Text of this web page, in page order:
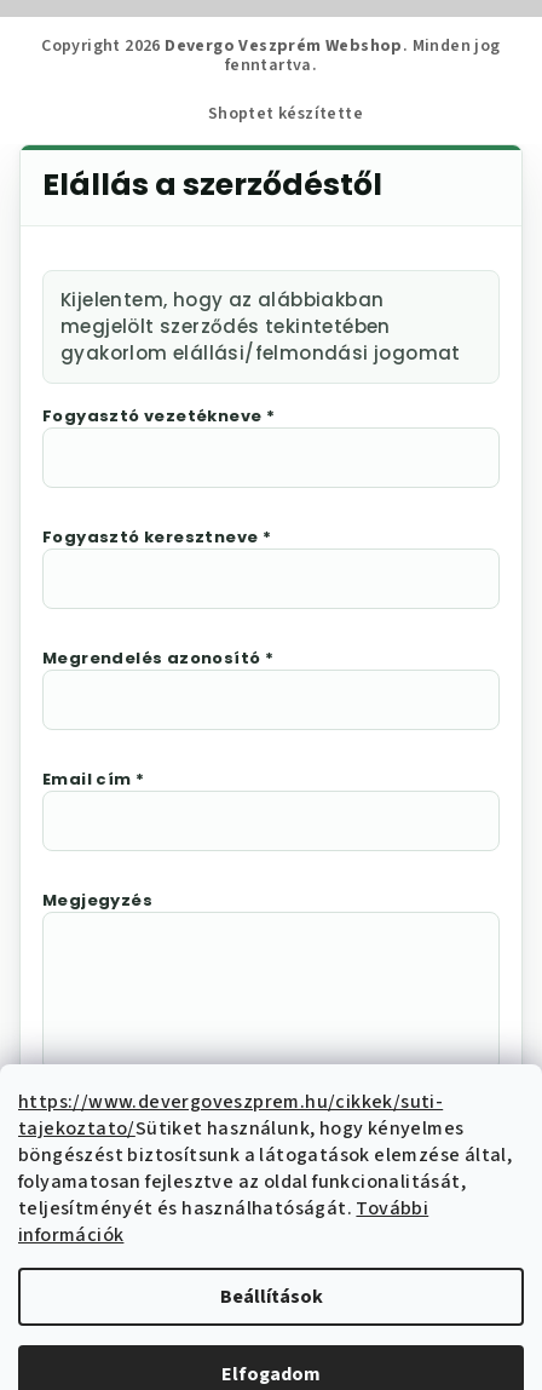
https://www.devergoveszprem.hu/cikkek/suti-
tajekoztato/Sütiket használunk, hogy kényelmes
böngészést biztosítsunk a látogatások elemzése által,
folyamatosan fejlesztve az oldal funkcionalitását,
teljesítményét és használhatóságát. További
információk
Beállítások
Elfogadom
Copyright 2026 Devergo Veszprém Webshop. Minden jog
fenntartva.
Shoptet készítette
Elállás a szerződéstől
Kijelentem, hogy az alábbiakban
megjelölt szerződés tekintetében
gyakorlom elállási/felmondási jogomat
Fogyasztó vezetékneve *
Fogyasztó keresztneve *
Megrendelés azonosító *
Email cím *
Megjegyzés
Az "Elállás megerősítése"
megnyomásával Ön elektronikus úton
elállási nyilatkozatot tesz és nyilatkozik,
hogy megismerte és elfogadja az elállási
funkcióval kapcsolatban az
tájékoztatóbanírtakat.